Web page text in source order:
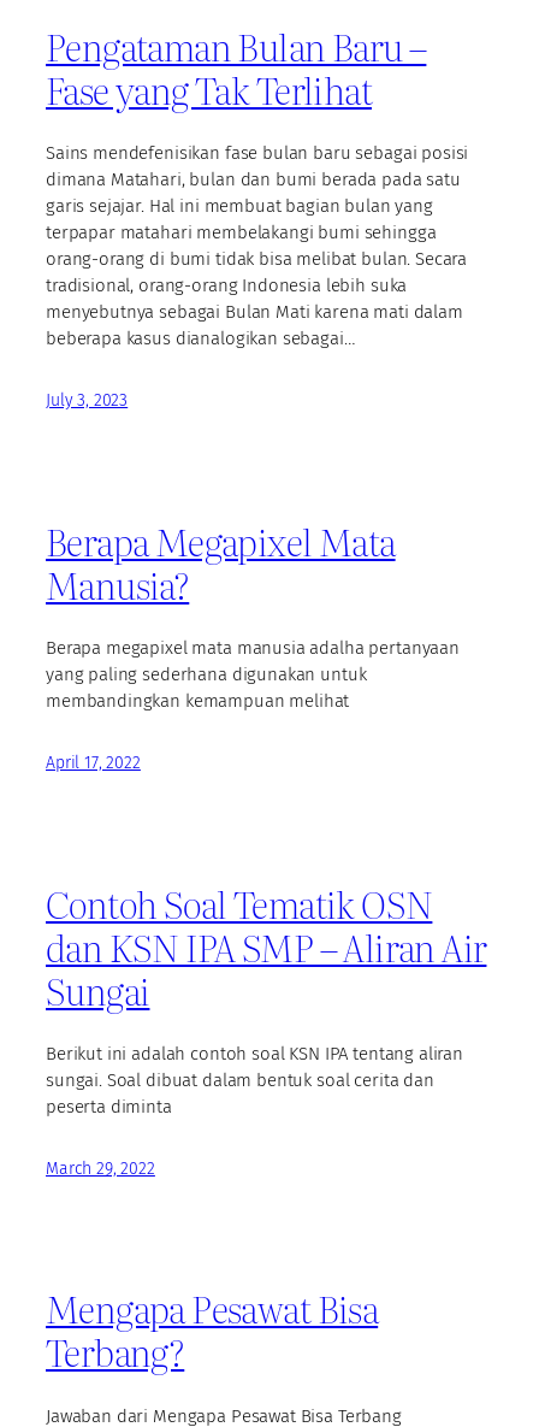
Pengataman Bulan Baru –
Fase yang Tak Terlihat
Sains mendefenisikan fase bulan baru sebagai posisi
dimana Matahari, bulan dan bumi berada pada satu
garis sejajar. Hal ini membuat bagian bulan yang
terpapar matahari membelakangi bumi sehingga
orang-orang di bumi tidak bisa melibat bulan. Secara
tradisional, orang-orang Indonesia lebih suka
menyebutnya sebagai Bulan Mati karena mati dalam
beberapa kasus dianalogikan sebagai…
July 3, 2023
Berapa Megapixel Mata
Manusia?
Berapa megapixel mata manusia adalha pertanyaan
yang paling sederhana digunakan untuk
membandingkan kemampuan melihat
April 17, 2022
Contoh Soal Tematik OSN
dan KSN IPA SMP – Aliran Air
Sungai
Berikut ini adalah contoh soal KSN IPA tentang aliran
sungai. Soal dibuat dalam bentuk soal cerita dan
peserta diminta
March 29, 2022
Mengapa Pesawat Bisa
Terbang?
Jawaban dari Mengapa Pesawat Bisa Terbang